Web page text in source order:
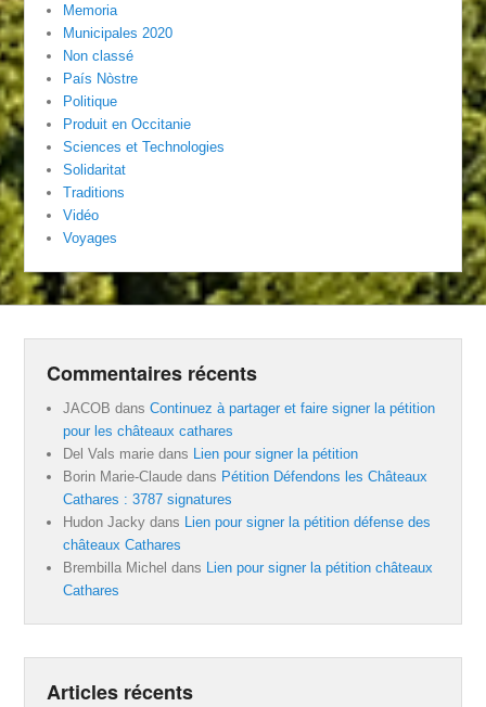
Memoria
Municipales 2020
Non classé
País Nòstre
Politique
Produit en Occitanie
Sciences et Technologies
Solidaritat
Traditions
Vidéo
Voyages
Commentaires récents
JACOB dansContinuez à partager et faire signer la pétition
pour les châteaux cathares
Del Vals marie dans Lien pour signer la pétition
Borin Marie-Claude dans Pétition Défendons les Châteaux
Cathares : 3787 signatures
Hudon Jacky dans Lien pour signer la pétition défense des
châteaux Cathares
Brembilla Michel dans Lien pour signer la pétition châteaux
Cathares
Articles récents